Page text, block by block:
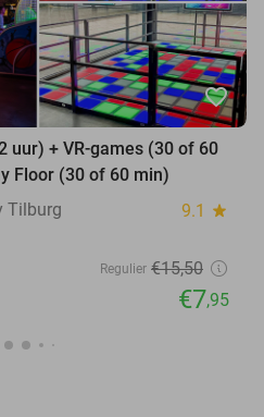
favorite_border
uur) + VR-games (30 of 60
Floor (30 of 60 min)
Tilburg
9.1 star
Regulier €15,50
€7,95